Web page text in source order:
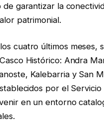
de garantizar la
patrimonial.
cuatro últimos meses,
Histórico: Andra
Kalebarria y San
por el
en un entorno